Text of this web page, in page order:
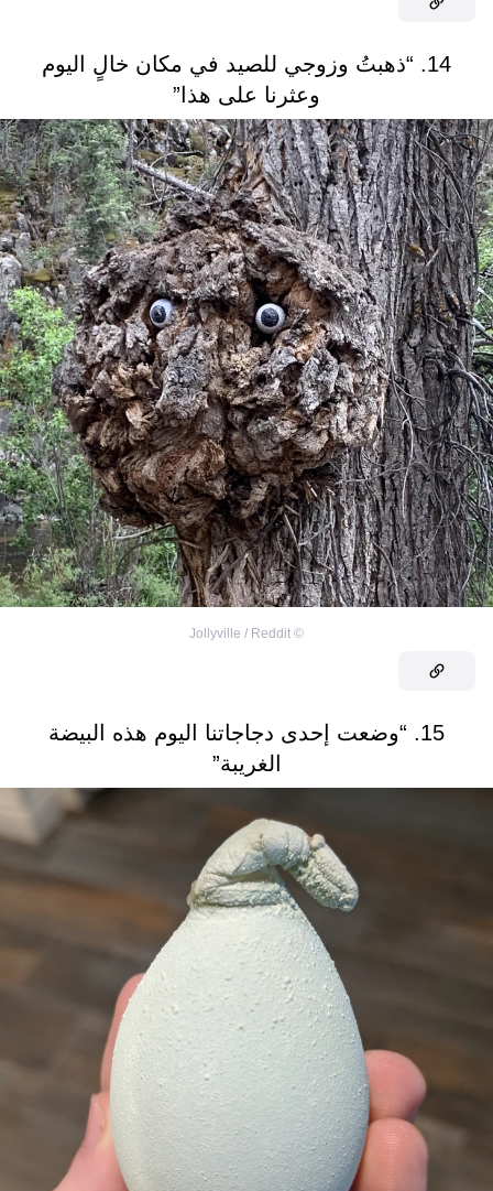
14. “ذهبتُ وزوجي للصيد في مكان خالٍ اليوم
وعثرنا على هذا”
©
Jollyville / Reddit
15. “وضعت إحدى دجاجاتنا اليوم هذه البيضة
الغريبة”